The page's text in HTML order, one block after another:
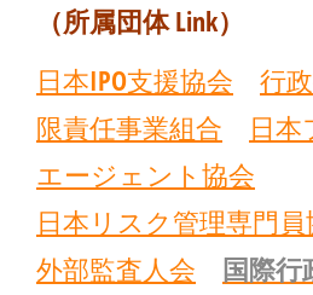
（所属団体 Link）
日本IPO支援協会
行
限責任事業組合
日本
エージェント協会
日本リスク管理専門員
外部監査人会
国際行